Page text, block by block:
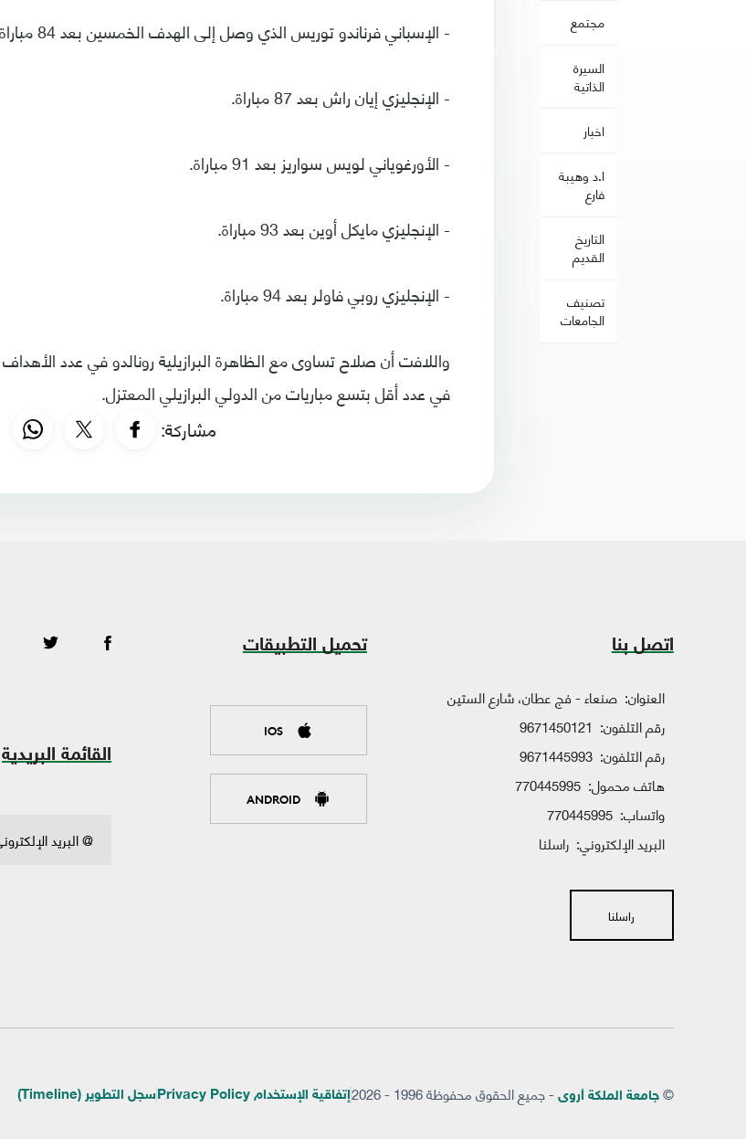
مجتمع
السيرة
الذاتية
اخبار
ا.د وهيبة
فارع
التاريخ
القديم
تصنيف
الجامعات
- الإسباني فرناندو توريس الذي وصل إلى الهدف الخمسين بعد 84 مباراة.
- الإنجليزي إيان راش بعد 87 مباراة.
- الأورغوياني لويس سواريز بعد 91 مباراة.
- الإنجليزي مايكل أوين بعد 93 مباراة.
- الإنجليزي روبي فاولر بعد 94 مباراة.
في عدد أقل بتسع مباريات من الدولي البرازيلي المعتزل.
مشاركة:
اتصل بنا
العنوان: صنعاء - فج عطان، شارع الستين
رقم التلفون: 9671450121
رقم التلفون: 9671445993
هاتف محمول: 770445995
واتساب: 770445995
البريد الإلكتروني: راسلنا
راسلنا
تحميل التطبيقات
IOS
ANDROID
القائمة البريدية
©جامعة الملكة أروى - جميع الحقوق محفوظة 1996 - 2026 إتفاقية الإستخدام Privacy Policy سجل التطوير (Timeline)